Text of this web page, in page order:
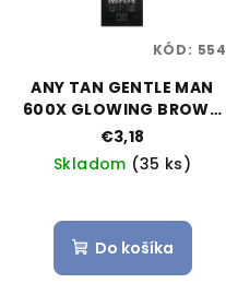
ANY TAN GENTLE MAN
600X GLOWING BROWN
20ML
€3,18
Skladom (35 ks)
Do košíka
KÓD: 554